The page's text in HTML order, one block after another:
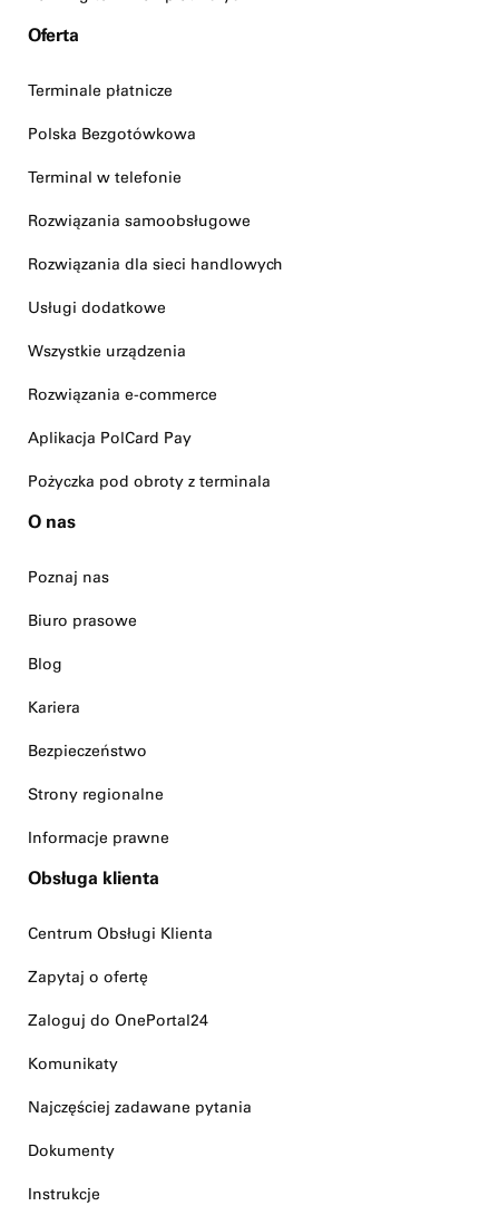
Oferta
Terminale płatnicze
Polska Bezgotówkowa
Terminal w telefonie
Rozwiązania samoobsługowe
Rozwiązania dla sieci handlowych
Usługi dodatkowe
Wszystkie urządzenia
Rozwiązania e-commerce
Aplikacja PolCard Pay
Pożyczka pod obroty z terminala
O nas
Poznaj nas
Biuro prasowe
Blog
Kariera
Bezpieczeństwo
Strony regionalne
Informacje prawne
Obsługa klienta
Centrum Obsługi Klienta
Zapytaj o ofertę
Zaloguj do OnePortal24
Komunikaty
Najczęściej zadawane pytania
Dokumenty
Instrukcje